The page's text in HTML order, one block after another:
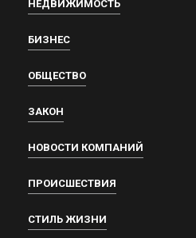
НЕДВИЖИМОСТЬ
БИЗНЕС
ОБЩЕСТВО
ЗАКОН
НОВОСТИ КОМПАНИЙ
ПРОИСШЕСТВИЯ
СТИЛЬ ЖИЗНИ